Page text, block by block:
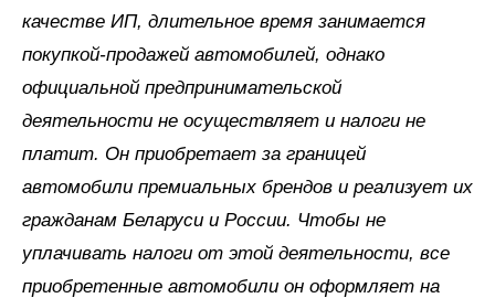
качестве ИП, длительное время занимается
покупкой-продажей автомобилей, однако
официальной предпринимательской
деятельности не осуществляет и налоги не
платит. Он приобретает за границей
автомобили премиальных брендов и реализует их
гражданам Беларуси и России. Чтобы не
уплачивать налоги от этой деятельности, все
приобретенные автомобили он оформляет на